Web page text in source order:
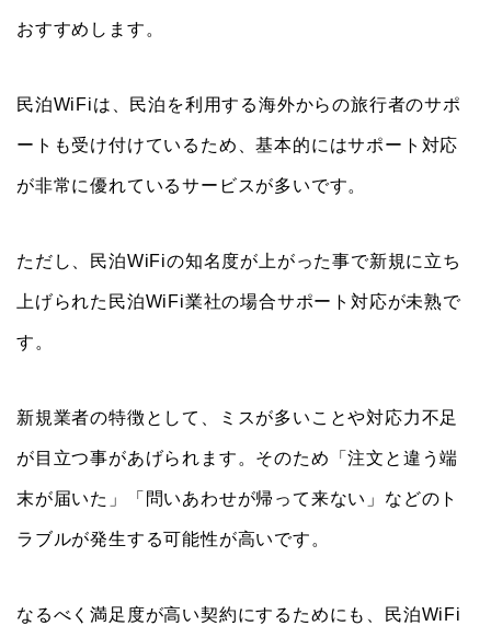
おすすめします。
民泊WiFiは、民泊を利用する海外からの旅行者のサポ
ートも受け付けているため、基本的にはサポート対応
が非常に優れているサービスが多いです。
ただし、民泊WiFiの知名度が上がった事で新規に立ち
上げられた民泊WiFi業社の場合サポート対応が未熟で
す。
新規業者の特徴として、ミスが多いことや対応力不足
が目立つ事があげられます。そのため「注文と違う端
末が届いた」「問いあわせが帰って来ない」などのト
ラブルが発生する可能性が高いです。
なるべく満足度が高い契約にするためにも、民泊WiFi